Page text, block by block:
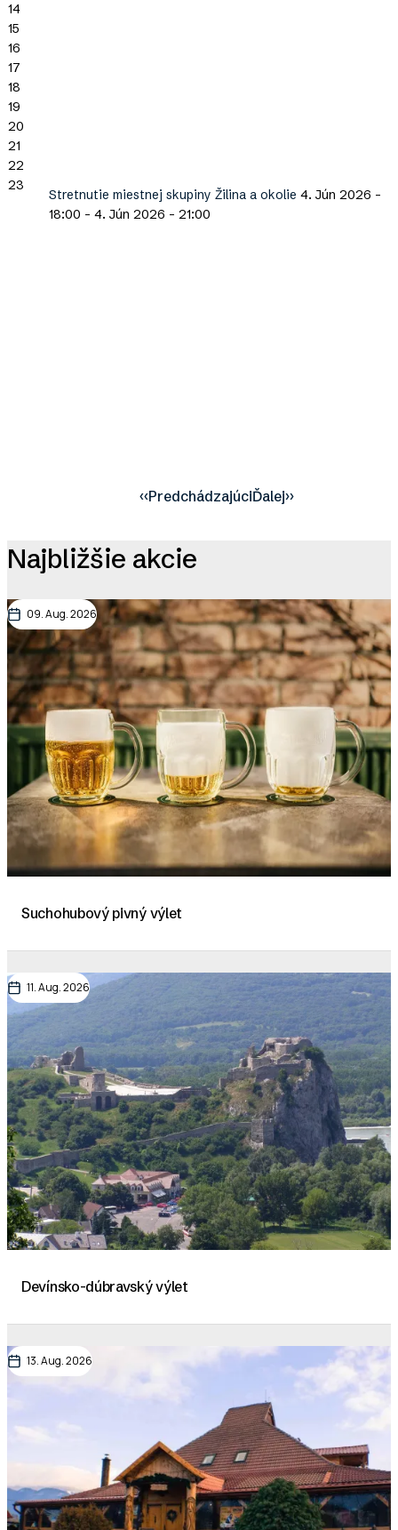
14
15
16
17
18
19
20
21
22
23
Stretnutie miestnej skupiny Žilina a okolie 4. Jún 2026 -
18:00 - 4. Jún 2026 - 21:00
‹‹PredchádzajúciĎalej››
Najbližšie akcie
09. Aug. 2026
Suchohubový pivný výlet
11. Aug. 2026
Devínsko-dúbravský výlet
13. Aug. 2026